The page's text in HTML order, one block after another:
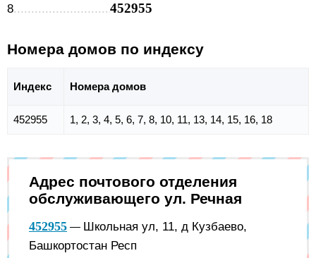
8 452955
Номера домов по индексу
Индекс Номера домов
452955 1, 2, 3, 4, 5, 6, 7, 8, 10, 11, 13, 14, 15, 16, 18
Адрес почтового отделения
обслуживающего ул. Речная
452955 — Школьная ул, 11, д Кузбаево,
Башкортостан Респ